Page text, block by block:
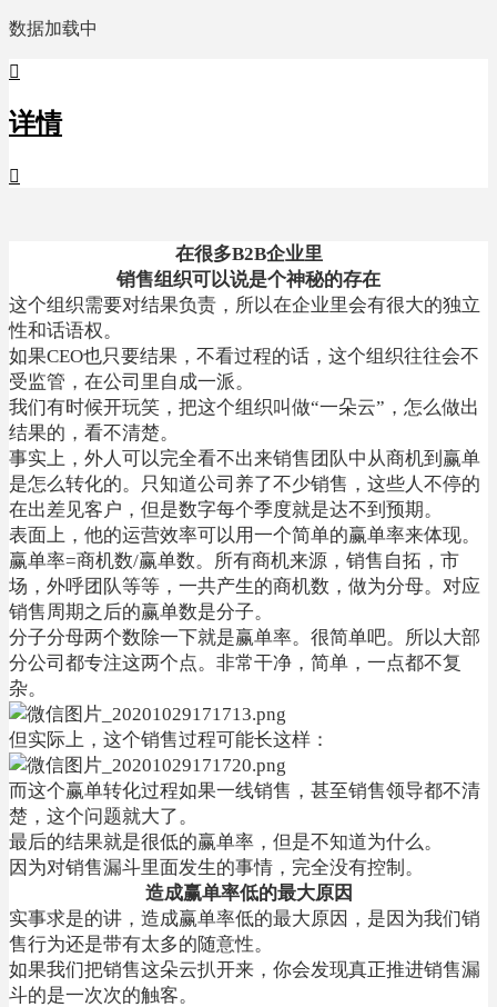
数据加载中

详情

在很多B2B企业里
销售组织可以说是个神秘的存在
这个组织需要对结果负责，所以在企业里会有很大的独立
性和话语权。
如果CEO也只要结果，不看过程的话，这个组织往往会不
受监管，在公司里自成一派。
我们有时候开玩笑，把这个组织叫做“一朵云”，怎么做出
结果的，看不清楚。
事实上，外人可以完全看不出来销售团队中从商机到赢单
是怎么转化的。只知道公司养了不少销售，这些人不停的
在出差见客户，但是数字每个季度就是达不到预期。
表面上，他的运营效率可以用一个简单的赢单率来体现。
赢单率=商机数/赢单数。所有商机来源，销售自拓，市
场，外呼团队等等，一共产生的商机数，做为分母。对应
销售周期之后的赢单数是分子。
分子分母两个数除一下就是赢单率。很简单吧。所以大部
分公司都专注这两个点。非常干净，简单，一点都不复
杂。
但实际上，这个销售过程可能长这样：
而这个赢单转化过程如果一线销售，甚至销售领导都不清
楚，这个问题就大了。
最后的结果就是很低的赢单率，但是不知道为什么。
因为对销售漏斗里面发生的事情，完全没有控制。
造成赢单率低的最大原因
实事求是的讲，造成赢单率低的最大原因，是因为我们销
售行为还是带有太多的随意性。
如果我们把销售这朵云扒开来，你会发现真正推进销售漏
斗的是一次次的触客。